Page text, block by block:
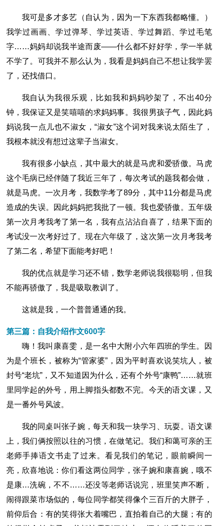
我可是多才多艺（自认为，因为一下东西我都略懂。）
我学过画画、学过弹琴、学过英语、学过舞蹈、学过毛笔
字……妈妈却说我半途而废――什么都不好好学，学一半就
不学了。可我并不那么认为，我看是妈妈自己不想让我学罢
了，还找借口。
我自认为我很乐观，比如我和妈妈吵架了，不出40分
钟，我保证又是笑嘻嘻的求妈妈事。我很男孩子气，因此妈
妈说我一点儿也不淑女，“淑女”这个词对我来说太陌生了，
我根本就没有想过这辈子当淑女。
我有很多小缺点，其中最大的就是马虎和爱骄傲。马虎
这个毛病已经伴随了我近三年了，每次考试的题我都会做，
就是马虎。一次月考，我数学考了89分，其中11分都是马虎
造成的失误。因此妈妈把我批了一顿。我也爱骄傲。五年级
第一次月考我考了第一名，我有点沾沾自喜了，结果下面的
考试没一次考好过了。现在六年级了，这次第一次月考我考
了第二名，希望下面能考好吧！
我的优点就是学习还不错，数学老师说我很聪明，但我
不能再骄傲了，我是吸取教训了。
这就是我，一个普普通通的我。
第三篇：自我介绍作文600字
嗨！我叫康喜雯，是一名中大附小六年四班的学生。因
为是个班长，被称为“管家婆”，因为平时喜欢说笑坑人，被
封号“老坑”，又不知道因为什么，还有个外号“康鸭”……就班
里同学起的外号，用上脚指头都数不完。今天的语文课，又
是一番外号风波。
我的同桌叫张子婉，每天和我一块学习、玩耍。语文课
上，我们俩按照以往的习惯，在做笔记。我们和蔼可亲的王
老师手捧语文书走了过来。看见我们的笔记，眼前瞬间一
亮，欣喜地说：你们看这两位同学，张子婉和康喜婉，哦不
是康…洗碗，不不……还没等老师话说完，班里笑声不断，
闹得跟菜市场似的，每位同学都笑得像个三百斤的大胖子，
前仰后合：有的笑得张大着嘴巴，直拍着自己的大腿；有的